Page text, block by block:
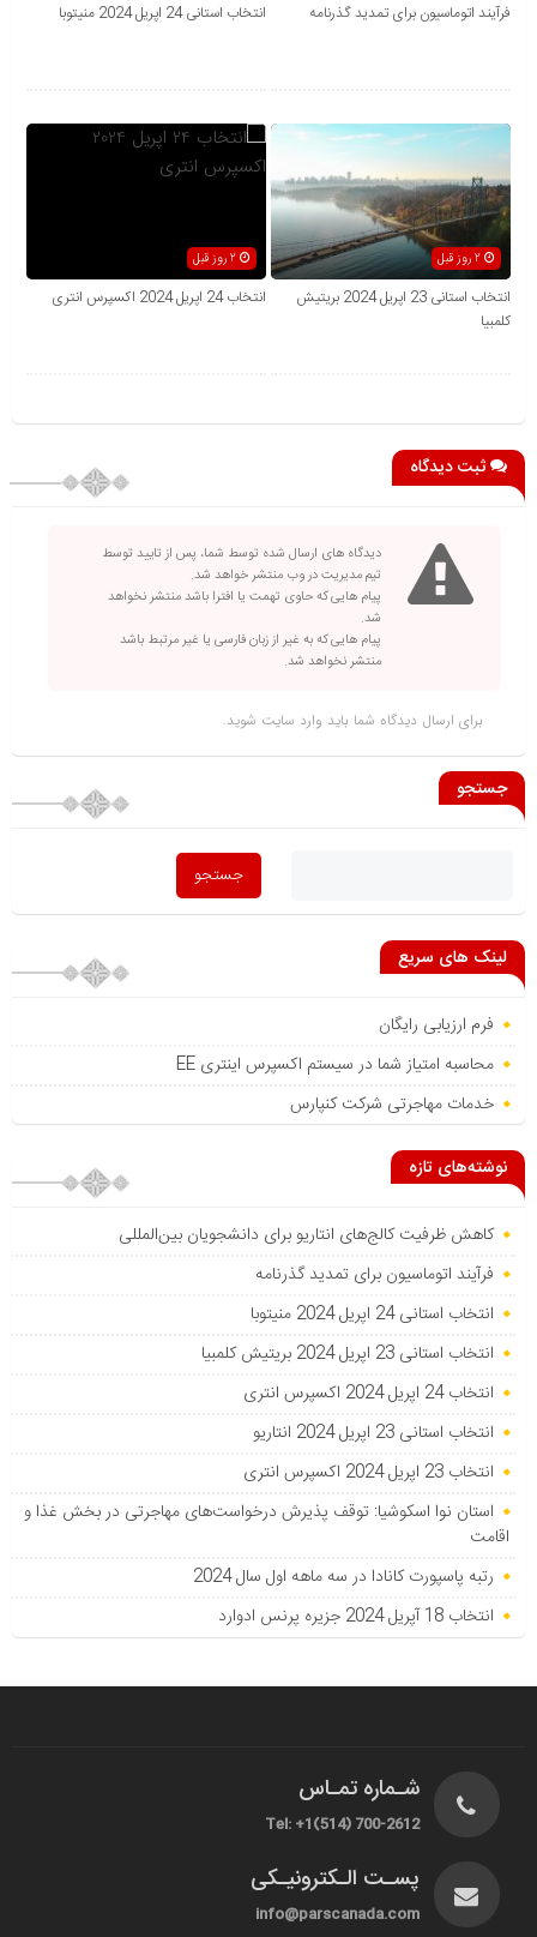
فرآیند اتوماسیون برای تمدید گذرنامه انتخاب استانی 24 اپریل 2024 منیتوبا
2 روز قبل
انتخاب استانی 23 اپریل 2024 بریتیش
کلمبیا
انتخاب 24 اپریل 2024 اکسپرس انتری
ثبت دیدگاه
دیدگاه های ارسال شده توسط شما، پس از تایید توسط
تیم مدیریت در وب منتشر خواهد شد.
پیام هایی که حاوی تهمت یا افترا باشد منتشر نخواهد
شد.
پیام هایی که به غیر از زبان فارسی یا غیر مرتبط باشد
منتشر نخواهد شد.
برای ارسال دیدگاه شما باید وارد سایت شوید.
جستجو
لینک های سریع
فرم ارزیابی رایگان
محاسبه امتیاز شما در سیستم اکسپرس اینتری EE
خدمات مهاجرتی شرکت کنپارس
نوشته‌های تازه
کاهش ظرفیت کالج‌های انتاریو برای دانشجویان بین‌المللی
فرآیند اتوماسیون برای تمدید گذرنامه
انتخاب استانی 24 اپریل 2024 منیتوبا
انتخاب استانی 23 اپریل 2024 بریتیش کلمبیا
انتخاب 24 اپریل 2024 اکسپرس انتری
انتخاب استانی 23 اپریل 2024 انتاریو
انتخاب 23 اپریل 2024 اکسپرس انتری
استان نوا اسکوشیا: توقف پذیرش درخواست‌های مهاجرتی در بخش غذا و
اقامت
رتبه پاسپورت کانادا در سه ماهه اول سال 2024
انتخاب 18 آپریل 2024 جزیره پرنس ادوارد
شـماره تمـاس
Tel: +1(514) 700-2612
پسـت الـکترونیـکی
info@parscanada.com